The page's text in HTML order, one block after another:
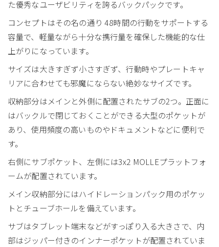
た優秀なユーザビリティを誇るバックパックです。
コンセプトはその名の通り 48時間の行動をサポートする
容量で、軽量ながら十分な携行量を確保した機能的な仕
上がりになっています。
サイズは大きすぎず小さすぎず、行動時やプレートキャ
リアに合わせても邪魔にならない絶妙なサイズです。
収納部分はメインと外側に配置されたサブの2つ。正面に
はバックルで閉じておくことができる大型のポケットが
あり、使用頻度の高いものやドキュメントなどに便利で
す。
右側にサブポケット、左側には3x2 MOLLEプラットフォ
ームが配置されています。
メイン収納部分にはハイドレーションパック用のポケッ
トとチューブホールを備えています。
サブはタブレット端末などがすっぽり入る大きさで、内
部はジッパー付きのインナーポケットが配置されていま